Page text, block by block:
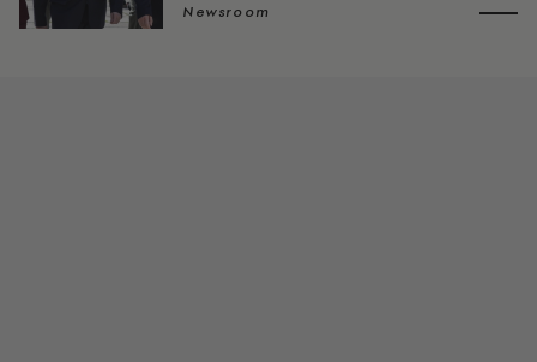
Newsroom